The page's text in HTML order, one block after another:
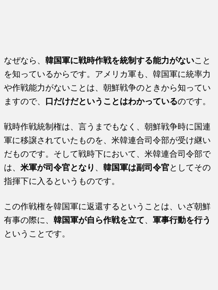
なぜなら、韓国軍に戦時作戦を統制する能力がないこと
を知っているからです。アメリカ軍も、韓国軍に統率力
や作戦能力がないことは、朝鮮戦争のときから知ってい
ますので、
口だけだということはわかっているのです。
戦時作戦統制権は、言うまでもなく、朝鮮戦争時に国連
軍に移譲されていたものを、米韓連合司令部が受け継い
だものです。そして戦時下において、米韓連合司令部で
は、米軍が司令官となり 、韓国軍は副司令官 としてその
指揮下に入るというものです。
この作戦権を韓国軍に返還するということは、いざ朝鮮
有事の際に、韓国軍が自ら作戦を立て、軍事行動を行う
ということです。